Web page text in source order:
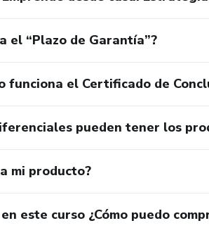
el “Plazo de Garantía”?
funciona el Certificado de
pueden tener los
mi producto?
este curso ¿Cómo puedo